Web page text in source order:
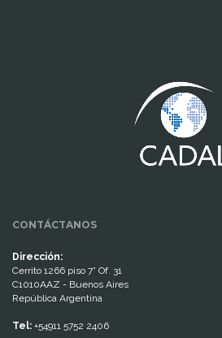
CONTÁCTANOS
Dirección:
Cerrito 1266 piso 7° Of. 31
C1010AAZ - Buenos Aires
República Argentina
Tel: +54911 5752 2406